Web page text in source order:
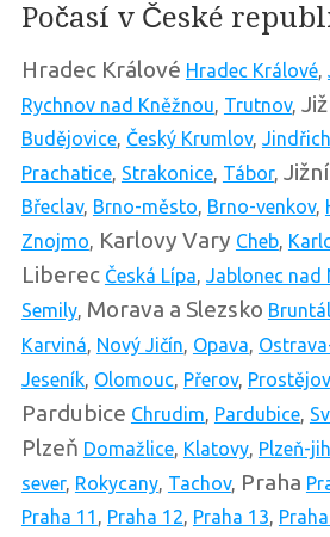
Počasí v České
Hradec Králové Hradec Králové,
Rychnov nad Kněžnou, Trutnov,
Budějovice, Český Krumlov,
Prachatice, Strakonice, Tábor,
Břeclav, Brno-město, Brno-venkov,
Znojmo, Karlovy Vary Cheb,
Liberec Česká Lípa, Jablonec nad
Semily, Morava a Slezsko Bruntál
Karviná, Nový Jičín, Opava,
Jeseník, Olomouc, Přerov, Prostějov
Pardubice Chrudim, Pardubice,
Plzeň Domažlice, Klatovy, Plzeň-jih
sever, Rokycany, Tachov, Praha
Praha 11 , Praha 12, Praha 13,